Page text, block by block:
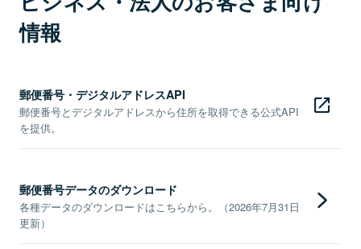
情報
郵便番号・デジタルアドレスAPI
郵便番号とデジタルアドレスから住所を取得できる公式API
を提供。
郵便番号データのダウンロード
各種データのダウンロードはこちらから。（2026年7月31日
更新）